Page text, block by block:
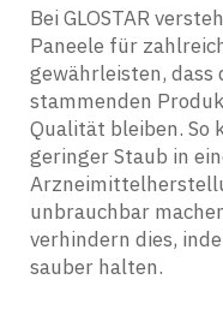
Bei GLOSTAR
Paneele für
gewährleisten, dass
stammenden
Qualität bleiben. So
geringer Staub in
unbrauchbar
verhindern dies,
sauber halten.